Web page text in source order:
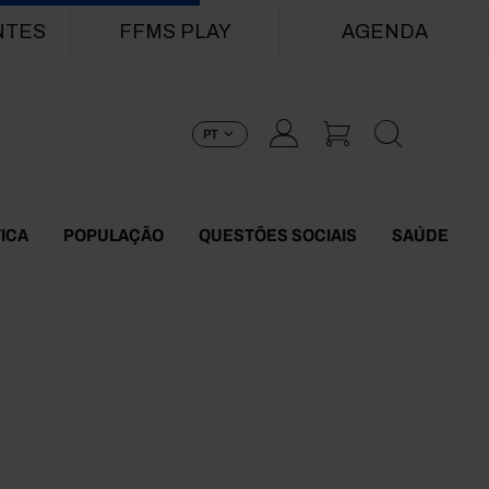
FFMS PLAY AGENDA
PT
POPULAÇÃO QUESTÕES SOCIAIS SAÚDE